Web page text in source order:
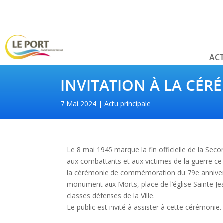
INVITATION À LA
7 Mai 2024 Actu principale
Le 8 mai 1945 marque la fin officielle de la
aux combattants et aux victimes de la guerre
la cérémonie de commémoration du 79e
monument aux Morts, place de l’église Sainte
classes défenses de la Ville.
Le public est invité à assister à cette cérémonie.